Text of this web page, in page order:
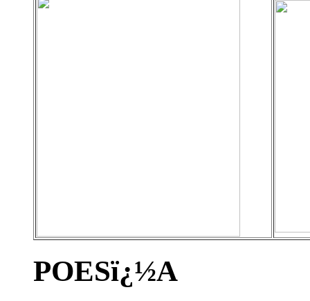
POESï¿½A